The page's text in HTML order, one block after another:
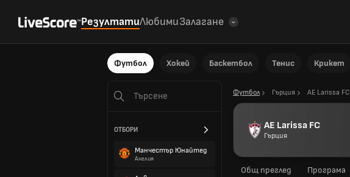
РезултатиЛюбимиЗалагане
Футбол Хокей Баскетбол Тенис Крикет
ОТБОРИ
Манчестър Юнайтед
Англия
Футбол Гърция AE Larissa FC
AE Larissa FC
Гърция
Общ преглед Програма